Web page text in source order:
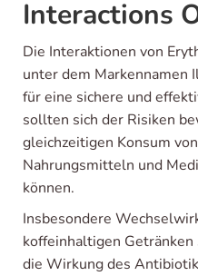
Interactions
Die Interaktionen von
unter dem Markennamen
für eine sichere und
sollten sich der Risiken
gleichzeitigen Konsum
Nahrungsmitteln und
können.
Insbesondere
koffeinhaltigen
die Wirkung des